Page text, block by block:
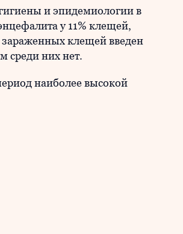
и эпидемиологии в
у 11% клещей,
клещей введен
среди них нет.
наиболее высокой